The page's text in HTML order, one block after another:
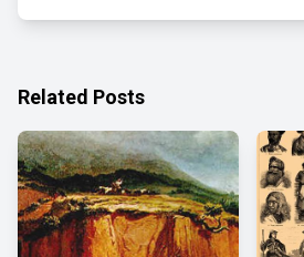
Related Posts